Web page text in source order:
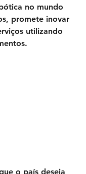
no mundo
promete inovar
utilizando
o país deseja